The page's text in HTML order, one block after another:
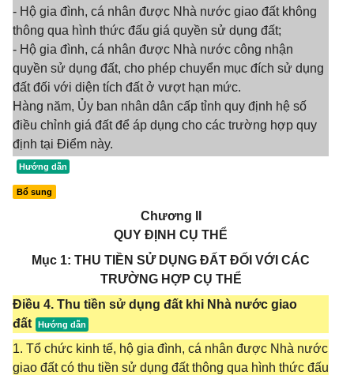
- Hộ gia đình, cá nhân được Nhà nước giao đất không
thông qua hình thức đấu giá quyền sử dụng đất;
- Hộ gia đình, cá nhân được Nhà nước công nhận
quyền sử dụng đất, cho phép chuyển mục đích sử dụng
đất đối với diện tích đất ở vượt hạn mức.
Hàng năm, Ủy ban nhân dân cấp tỉnh quy định hệ số
điều chỉnh giá đất để áp dụng cho các trường hợp quy
định tại Điểm này.
Bổ sung
Chương II
QUY ĐỊNH CỤ THỂ
Mục 1: THU TIỀN SỬ DỤNG ĐẤT ĐỐI VỚI CÁC
TRƯỜNG HỢP CỤ THỂ
Điều 4. Thu tiền sử dụng đất khi Nhà nước giao
đất
1. Tổ chức kinh tế, hộ gia đình, cá nhân được Nhà nước
giao đất có thu tiền sử dụng đất thông qua hình thức đấu